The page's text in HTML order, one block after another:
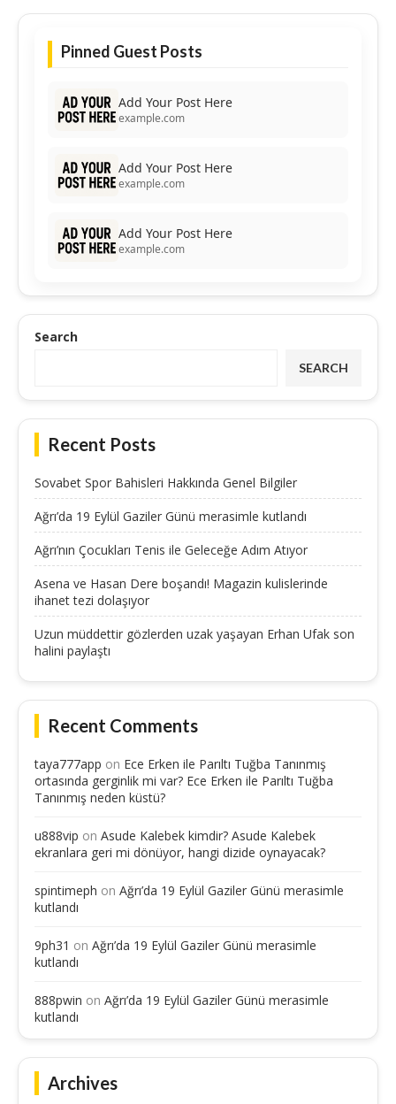
Pinned Guest Posts
Add Your Post Here
example.com
Add Your Post Here
example.com
Add Your Post Here
example.com
Search
SEARCH
Recent Posts
Sovabet Spor Bahisleri Hakkında Genel Bilgiler
Ağrı’da 19 Eylül Gaziler Günü merasimle kutlandı
Ağrı’nın Çocukları Tenis ile Geleceğe Adım Atıyor
Asena ve Hasan Dere boşandı! Magazin kulislerinde
ihanet tezi dolaşıyor
Uzun müddettir gözlerden uzak yaşayan Erhan Ufak son
halini paylaştı
Recent Comments
taya777app on Ece Erken ile Parıltı Tuğba Tanınmış
ortasında gerginlik mi var? Ece Erken ile Parıltı Tuğba
Tanınmış neden küstü?
u888vip on Asude Kalebek kimdir? Asude Kalebek
ekranlara geri mi dönüyor, hangi dizide oynayacak?
spintimeph on Ağrı’da 19 Eylül Gaziler Günü merasimle
kutlandı
9ph31 on Ağrı’da 19 Eylül Gaziler Günü merasimle
kutlandı
888pwin on Ağrı’da 19 Eylül Gaziler Günü merasimle
kutlandı
Archives